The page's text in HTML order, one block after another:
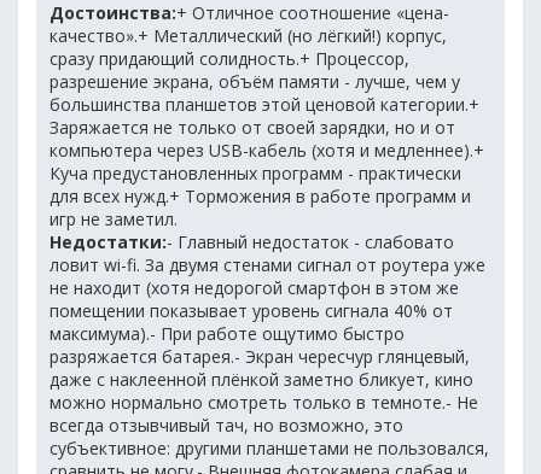
Достоинства:+ Отличное соотношение «цена-
качество».+ Металлический (но лёгкий!) корпус,
сразу придающий солидность.+ Процессор,
разрешение экрана, объём памяти - лучше, чем у
большинства планшетов этой ценовой категории.+
Заряжается не только от своей зарядки, но и от
компьютера через USB-кабель (хотя и медленнее).+
Куча предустановленных программ - практически
для всех нужд.+ Торможения в работе программ и
игр не заметил.
Недостатки:- Главный недостаток - слабовато
ловит wi-fi. За двумя стенами сигнал от роутера уже
не находит (хотя недорогой смартфон в этом же
помещении показывает уровень сигнала 40% от
максимума).- При работе ощутимо быстро
разряжается батарея.- Экран чересчур глянцевый,
даже с наклеенной плёнкой заметно бликует, кино
можно нормально смотреть только в темноте.- Не
всегда отзывчивый тач, но возможно, это
субъективное: другими планшетами не пользовался,